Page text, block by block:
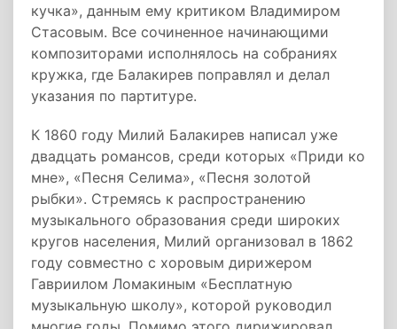
кучка», данным ему критиком Bладимиром
Стасовым. Все сочиненное начинающими
композиторами исполнялось на собраниях
кружка, где Балакирев поправлял и делал
указания по партитуре.
К 1860 году Милий Балакирев написал уже
двадцать романсов, среди которых «Приди ко
мне», «Песня Селима», «Песня золотой
рыбки». Стремясь к распространению
музыкального образования среди широких
кругов населения, Милий организовал в 1862
году совместно с хоровым дирижером
Гавриилом Ломакиным «Бесплатную
музыкальную школу», которой руководил